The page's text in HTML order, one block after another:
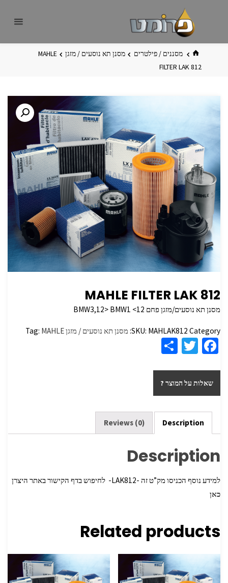
בית מסננים / פילטרים מסנן תא נוסעים / מזגן
MAHLE
FILTER LAK 812
MAHLE FILTER LAK 812
מסנן תא נוסעים/מזגן פחם BMW3,12> BMW1 <12
SKU: MAHLAK812 Category: מסנן תא נוסעים / מזגן Tag: MAHLE
Fa
b
o
o
k
T
tt
er
ar
e
שאלות על המוצר ?
Description
Reviews (0)
Description
למידע נוסף הכניסו מק”ט זה -LAK812- לחיפוש בדף הקישור באתר היצרן
כאן
Related products